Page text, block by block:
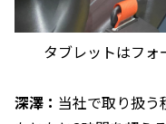
タブレットはフォ
深澤： 当社で取り扱う